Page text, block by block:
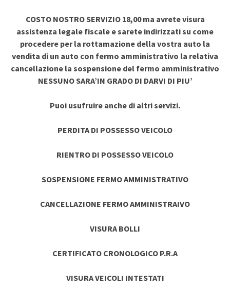
COSTO NOSTRO SERVIZIO 18,00 ma avrete visura
assistenza legale fiscale e sarete indirizzati su come
procedere per la rottamazione della vostra auto la
vendita di un auto con fermo amministrativo la relativa
cancellazione la sospensione del fermo amministrativo
NESSUNO SARA’IN GRADO DI DARVI DI PIU’
Puoi usufruire anche di altri servizi.
PERDITA DI POSSESSO VEICOLO
RIENTRO DI POSSESSO VEICOLO
SOSPENSIONE FERMO AMMINISTRATIVO
CANCELLAZIONE FERMO AMMINISTRAIVO
VISURA BOLLI
CERTIFICATO CRONOLOGICO P.R.A
VISURA VEICOLI INTESTATI